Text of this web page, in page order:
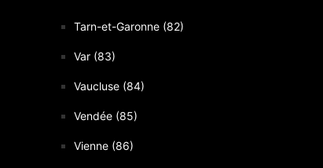
Tarn-et-Garonne (82)
Var (83)
Vaucluse (84)
Vendée (85)
Vienne (86)